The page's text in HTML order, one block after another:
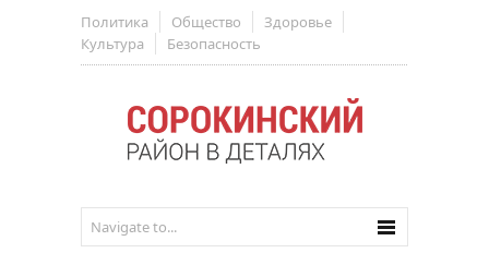
Политика Общество
Здоровье
Культура
Безопасность